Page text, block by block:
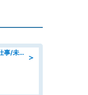
＞
社団法人での保健師・看護師のお仕事/未経験OK/要資格:普通免許、保健師、正看護師